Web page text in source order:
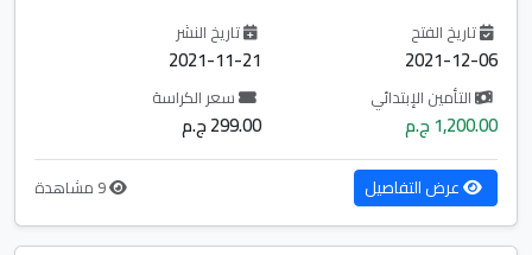
تاريخ الفتح
2021-12-06
تاريخ النشر
2021-11-21
التأمين الإبتدائي
1,200.00 ج.م
سعر الكراسة
299.00 ج.م
عرض التفاصيل